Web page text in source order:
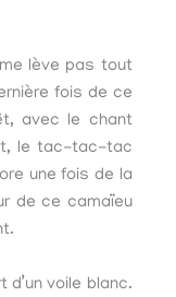
lève pas tout
fois de ce
avec le chant
le tac-tac-tac
une fois de la
de ce camaïeu
d’un voile blanc.